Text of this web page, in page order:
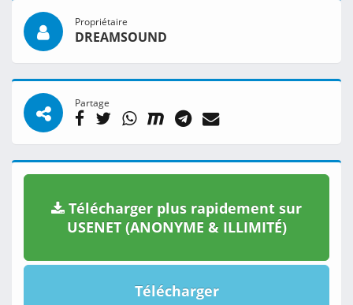
Propriétaire
DREAMSOUND
Partage
Télécharger plus rapidement sur
USENET (ANONYME & ILLIMITÉ)
Télécharger